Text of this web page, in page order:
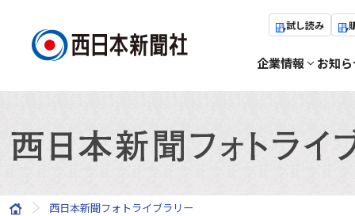
試し読み
企業情報 お知
西日本新聞フォトライブラリー